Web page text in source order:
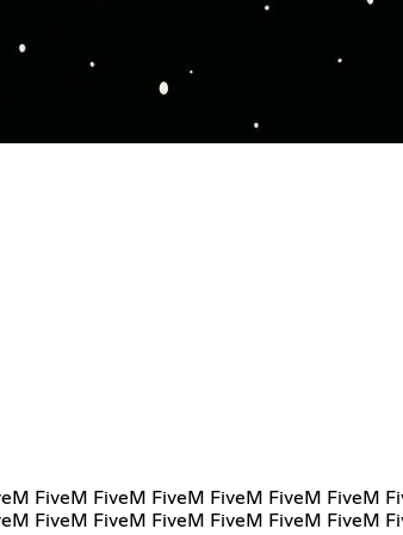
FiveM FiveM FiveM FiveM FiveM FiveM
FiveM FiveM FiveM FiveM FiveM FiveM